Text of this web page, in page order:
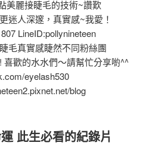
美麗接睫毛的技術~讚歎
迷人深邃，真實感~我愛！
LineID:pollynineteen
毛真實感睫然不同粉絲團
喜歡的水水們～請幫忙分享喲^^
eyelash530
blog
此生必看的紀錄片